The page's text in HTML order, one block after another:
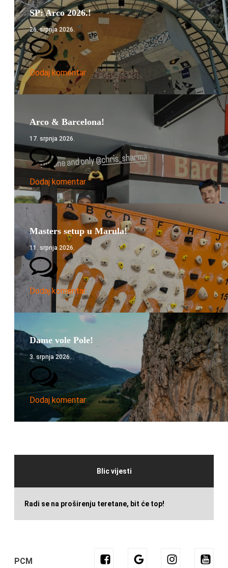
SP: Arco 2026.!
26. srpnja 2026.
Dodaj komentar
Arco & Barcelona!
17. srpnja 2026.
Dodaj komentar
Masters setup u Marula!
11. srpnja 2026.
Dodaj komentar
Dame vole Pole!
3. srpnja 2026.
Dodaj komentar
Blic vijesti
Radi se na proširenju teretane, bit će top!
PCM